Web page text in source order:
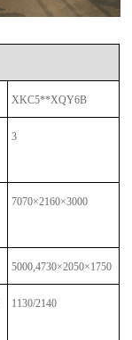
XKC5**XQY6B
3
7070×2160×3000
5000,4730×2050×1750
1130/2140